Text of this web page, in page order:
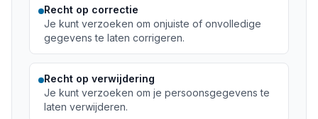
Recht op correctie
Je kunt verzoeken om onjuiste of onvolledige
gegevens te laten corrigeren.
Recht op verwijdering
Je kunt verzoeken om je persoonsgegevens te
laten verwijderen.